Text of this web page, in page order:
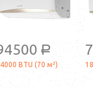
a
BTU (70 м²)